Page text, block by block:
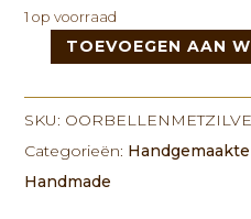
1 op voorraad
Oorbellen
en
Pentagram
TOEVOEGEN AAN
SKU:
Categorieën:
Handmade